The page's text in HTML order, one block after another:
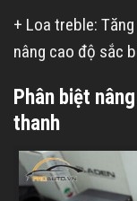
+ Loa treble:
nâng cao độ sắc
Phân biệt
thanh